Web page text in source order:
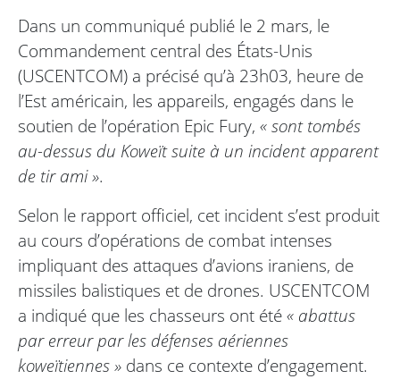
Dans un communiqué publié le 2 mars, le
Commandement central des États-Unis
(USCENTCOM) a précisé qu’à 23h03, heure de
l’Est américain, les appareils, engagés dans le
soutien de l’opération Epic Fury, « sont tombés
au-dessus du Koweït suite à un incident apparent
de tir ami ».
Selon le rapport officiel, cet incident s’est produit
au cours d’opérations de combat intenses
impliquant des attaques d’avions iraniens, de
missiles balistiques et de drones. USCENTCOM
a indiqué que les chasseurs ont été« abattus
par erreur par les défenses aériennes
koweïtiennes » dans ce contexte d’engagement.